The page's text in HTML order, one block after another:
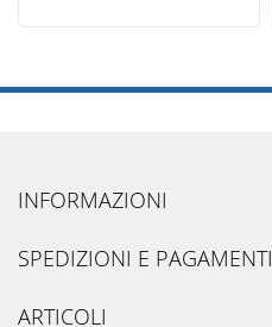
INFORMAZIONI
SPEDIZIONI E PAGAMENTI
ARTICOLI